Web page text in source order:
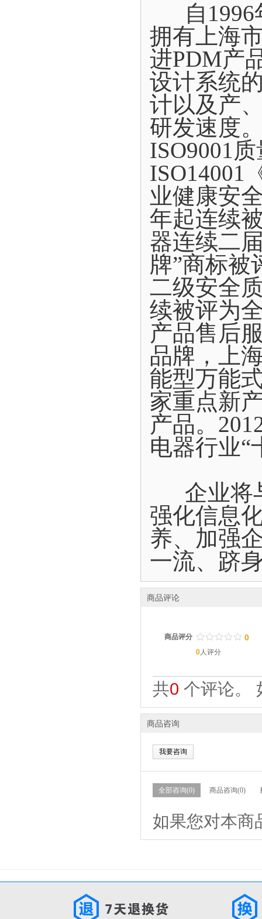
自1996
拥有上海
进PDM产
设计系统
计以及产
研发速度
ISO9001
ISO14001
业健康安
年起连续
器连续二
牌”商标被
二级安全
续被评为
产品售后
品牌，上
能型万能
家重点新
产品。
电器行业“
企业将
强化信息
养、加强
一流、跻
商品评论
商品评分 / / / / /
. . . . . 0
0人评分
共0 个评论。
商品咨询
我要咨询
全部咨询(0) 商品咨询(0)
如果您对本商